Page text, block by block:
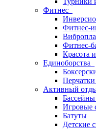
Фитнес
Фитнес-
Фитнес-
Красота
Единоборства
Перчатки
Активный
Бассейны
Игровые
Батуты
Детские